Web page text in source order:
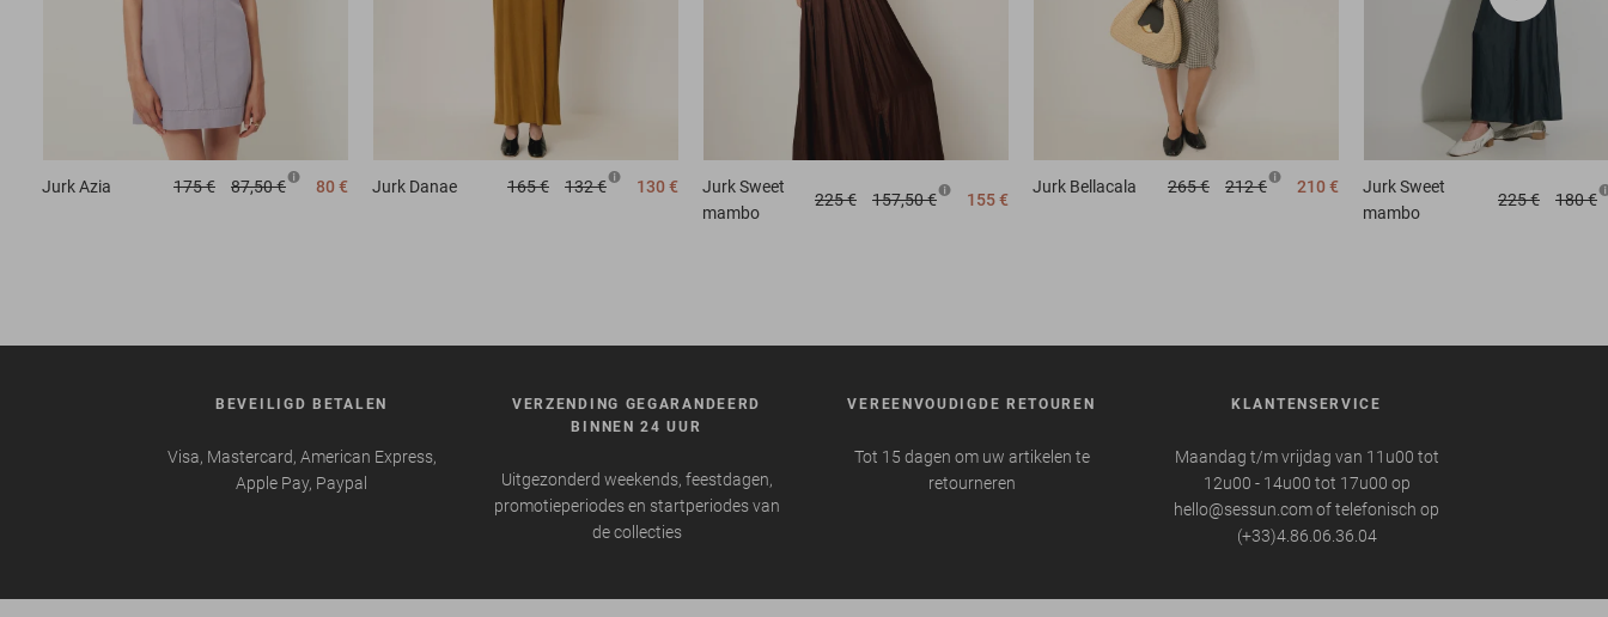
JurkAzia 175 € 87,50 € 80 € Jurk Danae 165 € 132 € 130 € JurkSweet
mambo
225 € 157,50 € 155 €
Jurk Bellacala 265 € 212 € 210 € Jurk Sweet
mambo
225 € 180 €
BEVEILIGD BETALEN
Visa, Mastercard, American Express,
Apple Pay, Paypal
VERZENDING GEGARANDEERD
BINNEN 24 UUR
Uitgezonderd weekends, feestdagen,
promotieperiodes en startperiodes van
de collecties
VEREENVOUDIGDE RETOUREN
Tot 15 dagen om uw artikelen te
retourneren
KLANTENSERVICE
Maandag t/m vrijdag van 11u00 tot
12u00 - 14u00 tot 17u00 op
hello@sessun.com of telefonisch op
(+33)4.86.06.36.04